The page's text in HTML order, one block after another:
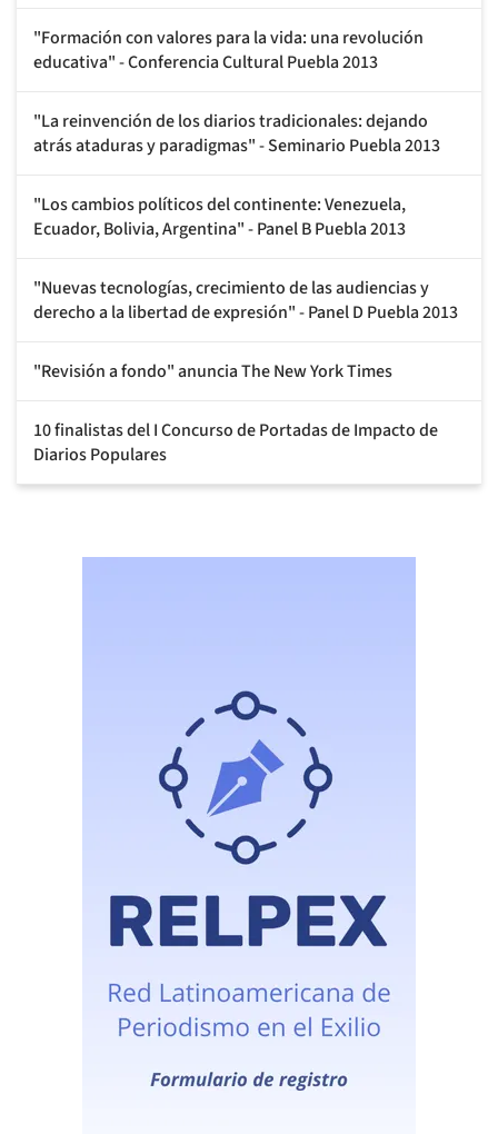
"Formación con valores para la vida: una revolución
educativa" - Conferencia Cultural Puebla 2013
"La reinvención de los diarios tradicionales: dejando
atrás ataduras y paradigmas" - Seminario Puebla 2013
"Los cambios políticos del continente: Venezuela,
Ecuador, Bolivia, Argentina" - Panel B Puebla 2013
"Nuevas tecnologías, crecimiento de las audiencias y
derecho a la libertad de expresión" - Panel D Puebla 2013
"Revisión a fondo" anuncia The New York Times
10 finalistas del I Concurso de Portadas de Impacto de
Diarios Populares